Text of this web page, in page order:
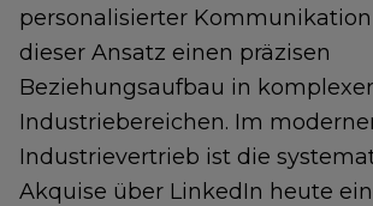
personalisierter
dieser Ansatz einen präzisen
Beziehungsaufbau in
Industriebereichen. Im
Industrievertrieb ist die
Akquise über LinkedIn heute ein